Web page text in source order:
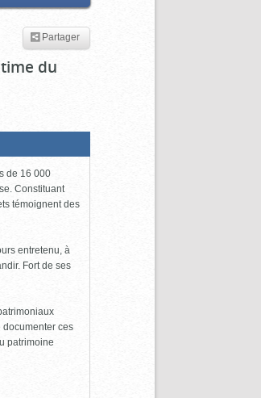
Partager
du
de 16 000
Constituant
témoignent des
entretenu, à
Fort de ses
documenter ces
patrimoine